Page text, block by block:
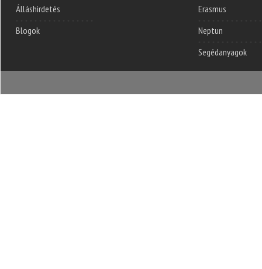
Álláshirdetés
Blogok
Erasmus
Neptun
Segédanyagok